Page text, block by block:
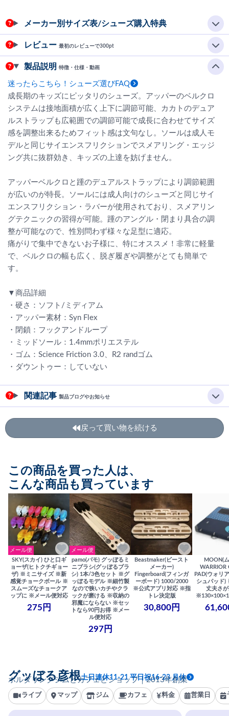
メーカー別サイズ表/シューズ購入特典
レビュー 最初のレビューで300pt
製品説明 特徴・仕様・動画
迷ったらこちら！シューズ選びFAQ
成長期のキッズにピッタリのシューズ。アッパーのベルクロ
システムは接地面積が広く上下に調節可能、カカトのデュア
ルストラップも広範囲での調節可能で成長に合わせてサイズ
感を調整出来るためフィット感は文句なし。ソールは成人モ
デルと同じサイエンスフリクションでスメアリング・エッジ
ング共に抜群効き、キッズの上達を妨げません。
アッパーベルクロと踵のデュアルストラップにより調節範囲
が広いのが特長。ソールには成人向けのシューズと同じサイ
エンスフリクション・ラバーが使用されており、スメアリン
グテクニックの習得が可能。踵のアングル・閉まり具合の調
整が可能なので、性別問わず様々な足型に適応。
痛がりで集中できないお子様に、特にオススメ！非常に軽量
で、ベルクロの幅も広く、脱ぎ履ぎや調整がとても簡単で
す。
▼商品詳細
・硬さ：ソフト/ミディアム
・アッパー素材：Syn Flex
・閉鎖：フックアンドループ
・ミッドソール：1.4mmポリエステル
・ゴム：Science Friction 3.0、R2 randゴム
・ダウントゥー：していない
関連記事 製品ブログやお知らせ
戻って買い物を続ける
この商品を買った人は、
こんな商品も買っています
メール便
SKY(スカイ) ひと口ギ
ョーザ(ヒトクチギョー
ザ) ※ミニサイズ ※新
感覚チョークボール ※
スムーズなチョークア
ップに ※メール便対応
275円
メール便
pamo(パモ) グッぼるミ
ニブラシ(グッぼるブラ
シ) 1本/3色セット ※グ
ッぼるモデル ※細竹製
なので狭いカチやクラ
ックが磨ける ※収納の
邪魔にならない ※セッ
トなら90円お得 ※メー
ル便対応
297円
Beastmaker(ビースト
メーカー)
Fingerboard(フィンガ
ーボード) 1000/2000
※公式アプリ対応 ※指
トレ決定版
30,800円
MOON(
WARRIOR
PAD(ウォリ
シュパッド)
丈夫さ
ボルダリングジムとカフェとショップ｜2013年創業
グッぼる彦根土日連休11-21 平日祝16-23 月休
ライブ マップ ジム カフェ 料金 営業日